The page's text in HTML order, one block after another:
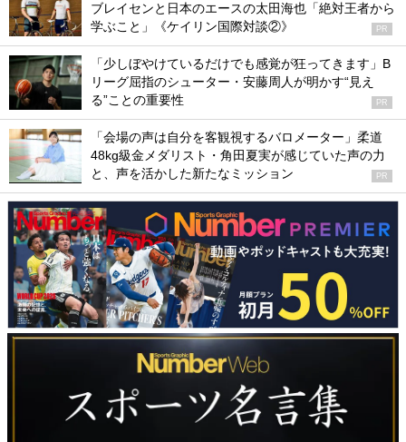
ブレイセンと日本のエースの太田海也「絶対王者から
学ぶこと」《ケイリン国際対談②》
PR
「少しぼやけているだけでも感覚が狂ってきます」B
リーグ屈指のシューター・安藤周人が明かす“見え
る”ことの重要性
PR
「会場の声は自分を客観視するバロメーター」柔道
48kg級金メダリスト・角田夏実が感じていた声の力
と、声を活かした新たなミッション
PR